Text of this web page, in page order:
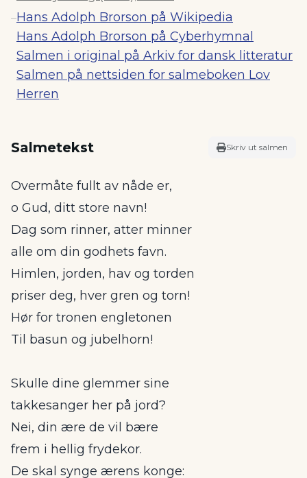
–Hans Adolph Brorson på Wikipedia
Hans Adolph Brorson på Cyberhymnal
Salmen i original på Arkiv for dansk litteratur
Salmen på nettsiden for salmeboken Lov
Herren
Salmetekst Skriv ut salmen
Overmåte fullt av nåde er,
o Gud, ditt store navn!
Dag som rinner, atter minner
alle om din godhets favn.
Himlen, jorden, hav og torden
priser deg, hver gren og torn!
Hør for tronen engletonen
Til basun og jubelhorn!
Skulle dine glemmer sine
takkesanger her på jord?
Nei, din ære de vil bære
frem i hellig frydekor.
De skal synge ærens konge: